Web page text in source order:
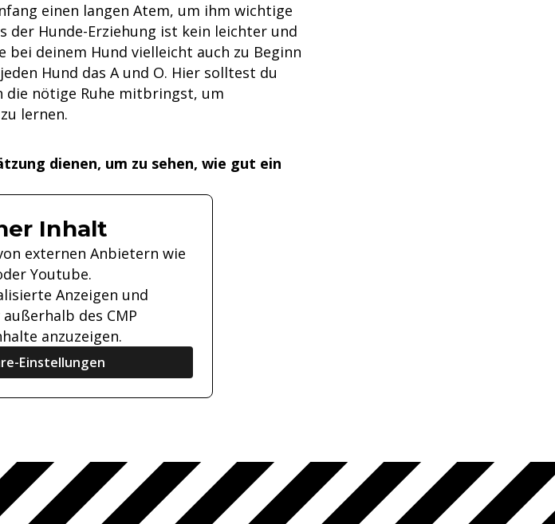
einen langen Atem, um ihm wichtige
der Hunde-Erziehung ist kein leichter und
deinem Hund vielleicht auch zu Beginn
Hund das A und O. Hier solltest du
die nötige Ruhe mitbringst, um
lernen.
dienen, um zu sehen, wie gut ein
Inhalt
externen Anbietern wie
Youtube.
Anzeigen und
des CMP
anzuzeigen.
Einstellungen